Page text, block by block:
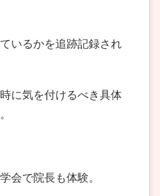
いるかを追跡記録され
に気を付けるべき具体
会で院長も体験。